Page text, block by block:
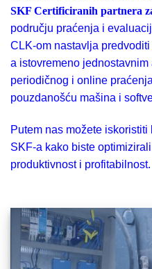
SKF Certificiranih partnera
području praćenja i
CLK-om nastavlja
a istovremeno
periodičnog i online
pouzdanošću mašina i
Putem nas možete
SKF-a kako biste
produktivnost i profitabilnost.